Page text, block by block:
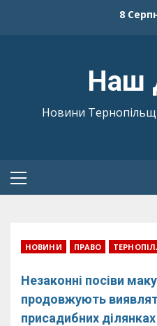
8
Наш
Новини
Primary
НОВИНИ ПРАВО
Незаконні посіви
продовжують
присадибних